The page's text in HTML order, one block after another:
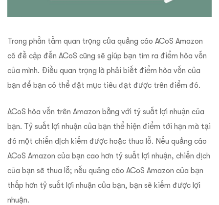
Trong phần tầm quan trọng của quảng cáo ACoS Amazon
có đề cập đến ACoS cũng sẽ giúp bạn tìm ra điểm hòa vốn
của mình. Điều quan trọng là phải biết điểm hòa vốn của
bạn để bạn có thể đặt mục tiêu đạt được trên điểm đó.
ACoS hòa vốn trên Amazon bằng với tỷ suất lợi nhuận của
bạn. Tỷ suất lợi nhuận của bạn thể hiện điểm tới hạn mà tại
đó một chiến dịch kiếm được hoặc thua lỗ. Nếu quảng cáo
ACoS Amazon của bạn cao hơn tỷ suất lợi nhuận, chiến dịch
của bạn sẽ thua lỗ; nếu quảng cáo ACoS Amazon của bạn
thấp hơn tỷ suất lợi nhuận của bạn, bạn sẽ kiếm được lợi
nhuận.